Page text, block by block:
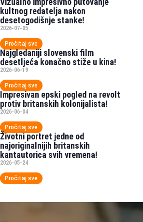
kultnog redatelja nakon
desetogodišnje stanke!
2026-07-05
Pročitaj sve
Najgledaniji slovenski film
desetljeća konačno stiže u kina!
2026-06-19
Pročitaj sve
Impresivan epski pogled na revolt
protiv britanskih kolonijalista!
2026-06-04
Pročitaj sve
Životni portret jedne od
najoriginalnijih britanskih
kantautorica svih vremena!
2026-05-24
Pročitaj sve